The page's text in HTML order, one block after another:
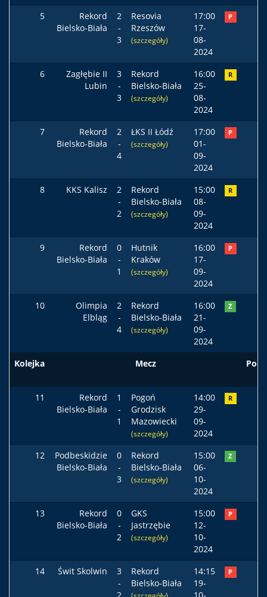
5
Rekord
Bielsko-Biała
2
-
3
Resovia
Rzeszów
(szczegóły)
17:00
17-
08-
2024
P
6
Zagłębie II
Lubin
3
-
3
Rekord
Bielsko-Biała
(szczegóły)
16:00
25-
08-
2024
R
7
Rekord
Bielsko-Biała
2
-
4
ŁKS II Łódź
(szczegóły)
17:00
01-
09-
2024
P
8 KKS Kalisz
2
-
2
Rekord
Bielsko-Biała
(szczegóły)
15:00
08-
09-
2024
R
9
Rekord
Bielsko-Biała
0
-
1
Hutnik
Kraków
(szczegóły)
16:00
17-
09-
2024
P
10
Olimpia
Elbląg
2
-
4
Rekord
Bielsko-Biała
(szczegóły)
16:00
21-
09-
2024
Z
Kolejka Mecz
11
Rekord
Bielsko-Biała
1
-
1
Pogoń
Grodzisk
Mazowiecki
(szczegóły)
14:00
29-
09-
2024
R
12
Podbeskidzie
Bielsko-Biała
0
-
3
Rekord
Bielsko-Biała
(szczegóły)
15:00
06-
10-
2024
Z
13
Rekord
Bielsko-Biała
0
-
2
GKS
Jastrzębie
(szczegóły)
15:00
12-
10-
2024
P
14 Świt Skolwin
3
-
Rekord
Bielsko-Biała
14:15
19-
P